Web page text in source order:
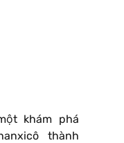
khám phá
thành